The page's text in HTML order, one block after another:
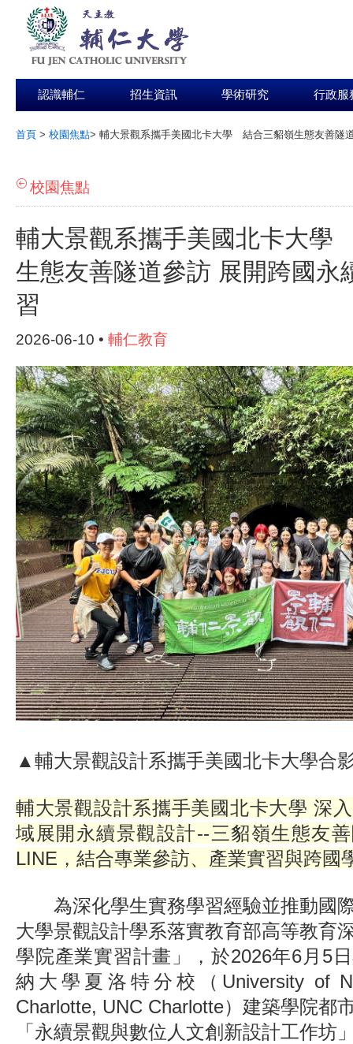
認識輔仁 招生資訊 學術研究 行政服
首頁 > 校園焦點> 輔大景觀系攜手美國北卡大學 結合三貂嶺生態友善隧
校園焦點
輔大景觀系攜手美國北卡大
生態友善隧道參訪 展開跨國永
習
2026-06-10 • 輔仁教育
▲輔大景觀設計系攜手美國北卡大學合
輔大景觀設計系攜手美國北卡大學 深
域展開永續景觀設計--三貂嶺生態友
LINE，結合專業參訪、產業實習與跨國
為深化學生實務學習經驗並推動國
大學景觀設計學系落實教育部高等教育
學院產業實習計畫」，於2026年6月5
納大學夏洛特分校（University of
Charlotte, UNC Charlotte）建築學院都
「永續景觀與數位人文創新設計工作坊